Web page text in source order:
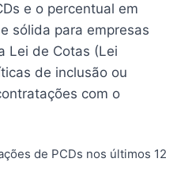
e o percentual em
sólida para empresas
Lei de Cotas (Lei
de inclusão ou
com o
de PCDs nos últimos 12